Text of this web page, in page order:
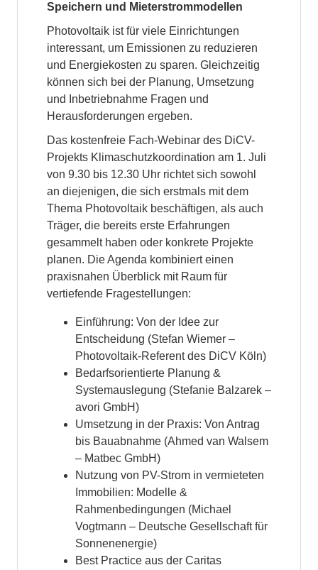
Speichern und Mieterstrommodellen
Photovoltaik ist für viele Einrichtungen
interessant, um Emissionen zu reduzieren
und Energiekosten zu sparen. Gleichzeitig
können sich bei der Planung, Umsetzung
und Inbetriebnahme Fragen und
Herausforderungen ergeben.
Das kostenfreie Fach-Webinar des DiCV-
Projekts Klimaschutzkoordination am 1. Juli
von 9.30 bis 12.30 Uhr richtet sich sowohl
an diejenigen, die sich erstmals mit dem
Thema Photovoltaik beschäftigen, als auch
Träger, die bereits erste Erfahrungen
gesammelt haben oder konkrete Projekte
planen. Die Agenda kombiniert einen
praxisnahen Überblick mit Raum für
vertiefende Fragestellungen:
Einführung: Von der Idee zur
Entscheidung (Stefan Wiemer –
Photovoltaik-Referent des DiCV Köln)
Bedarfsorientierte Planung &
Systemauslegung (Stefanie Balzarek –
avori GmbH)
Umsetzung in der Praxis: Von Antrag
bis Bauabnahme (Ahmed van Walsem
– Matbec GmbH)
Nutzung von PV-Strom in vermieteten
Immobilien: Modelle &
Rahmenbedingungen (Michael
Vogtmann – Deutsche Gesellschaft für
Sonnenenergie)
Best Practice aus der Caritas